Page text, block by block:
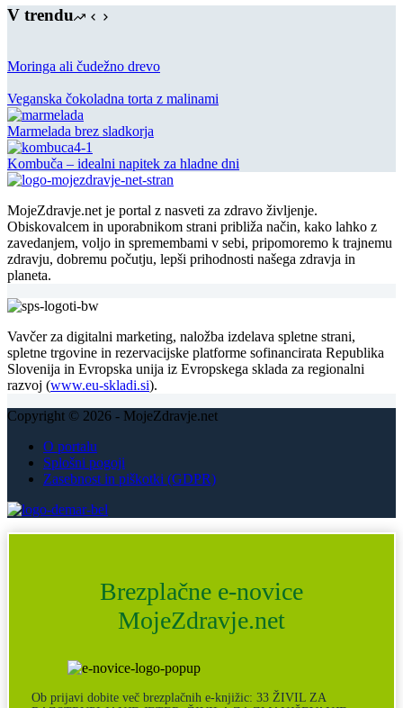
zdrave
temelje
otrokovi
prehrani?
V trendu
Moringa ali čudežno drevo
Veganska čokoladna torta z malinami
Marmelada brez sladkorja
Kombuča – idealni napitek za hladne dni
MojeZdravje.net je portal z nasveti za zdravo življenje.
Obiskovalcem in uporabnikom strani približa način, kako lahko z
zavedanjem, voljo in spremembami v sebi, pripomoremo k trajnemu
zdravju, dobremu počutju, lepši prihodnosti našega zdravja in
planeta.
Vavčer za digitalni marketing, naložba izdelava spletne strani,
spletne trgovine in rezervacijske platforme sofinancirata Republika
Slovenija in Evropska unija iz Evropskega sklada za regionalni
razvoj (www.eu-skladi.si).
Copyright © 2026 - MojeZdravje.net
O portalu
Splošni pogoji
Zasebnost in piškotki (GDPR)
Brezplačne e-novice
MojeZdravje.net
Ob prijavi dobite več brezplačnih e-knjižic: 33 ŽIVIL ZA